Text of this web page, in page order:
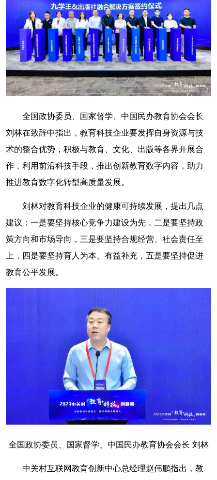
全国政协委员、国家督学、中国民办教育协会会长
刘林在致辞中指出，教育科技企业要发挥自身资源与技
术的整合优势，积极与教育、文化、出版等各界开展合
作，利用前沿科技手段，推出创新教育数字内容，助力
推进教育数字化转型高质量发展。
刘林对教育科技企业的健康可持续发展，提出几点
建议：一是要坚持核心竞争力建设为先，二是要坚持政
策方向和市场导向，三是要坚持合规经营、社会责任至
上，四是要坚持育人为本、有益补充，五是要坚持促进
教育公平发展。
全国政协委员、国家督学、中国民办教育协会会长 刘林
中关村互联网教育创新中心总经理赵伟鹏指出，教